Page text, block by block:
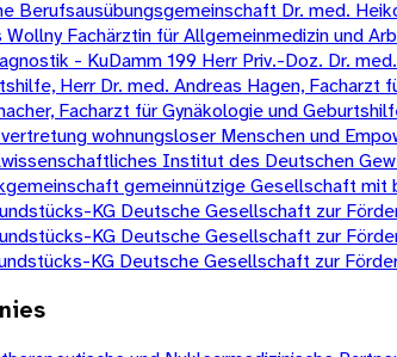
Berufsausübungsgemeinschaft Dr. med.
Wollny Fachärztin für Allgemeinmedizin und
- KuDamm 199 Herr Priv.-Doz. Dr.
Herr Dr. med. Andreas Hagen,
Facharzt für Gynäkologie und
wohnungsloser Menschen und
Institut des Deutschen
gemeinnützige Gesellschaft
KG Deutsche Gesellschaft zur
KG Deutsche Gesellschaft zur
KG Deutsche Gesellschaft zur